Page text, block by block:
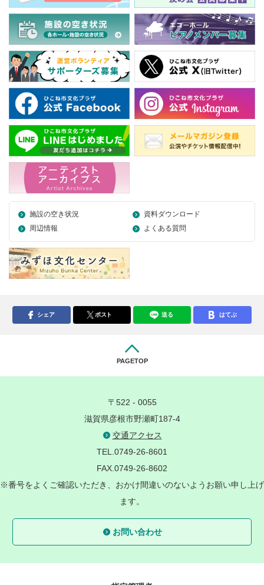
施設の空き状況
資料ダウンロード
周辺情報
よくある質問
シェア ポスト 送る はてぶ
PAGETOP
〒522 - 0055
滋賀県彦根市野瀬町187-4
交通アクセス
TEL.0749-26-8601
FAX.0749-26-8602
※番号をよくご確認いただき、おかけ間違いのないようお願い申し上げ
ます。
お問い合わせ